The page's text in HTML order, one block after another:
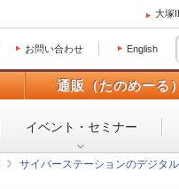
大塚
お問い合わせ English
通販（たのめーる）
イベント・ セミナー
サイバーステーションのデジタ